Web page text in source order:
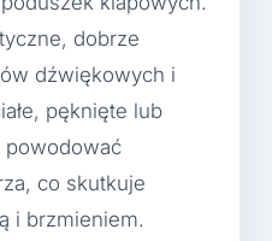
dobrze
dźwiękowych i
pęknięte lub
powodować
co skutkuje
i brzmieniem.